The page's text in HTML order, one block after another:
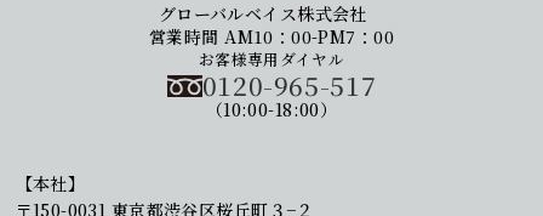
グローバルベイス株式会社
営業時間 AM10：00-PM7：00
お客様専用ダイヤル
0120-965-517
（10:00-18:00）
【本社】
〒150-0031 東京都渋谷区桜丘町３−２